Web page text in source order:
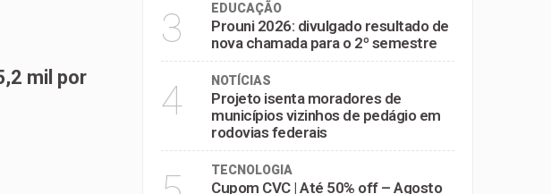
mil por
3 EDUCAÇÃO
Prouni 2026: divulgado resultado de
nova chamada para o 2º semestre
4 NOTÍCIAS
Projeto isenta moradores de
municípios vizinhos de pedágio em
rodovias federais
TECNOLOGIA
Cupom CVC | Até 50% off – Agosto